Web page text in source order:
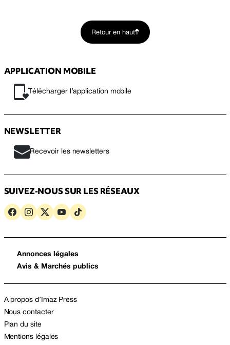
Retour en haut
APPLICATION MOBILE
Télécharger l’application mobile
NEWSLETTER
Recevoir les newsletters
SUIVEZ-NOUS SUR LES RÉSEAUX
Annonces légales
Avis & Marchés publics
A propos d’Imaz Press
Nous contacter
Plan du site
Mentions légales